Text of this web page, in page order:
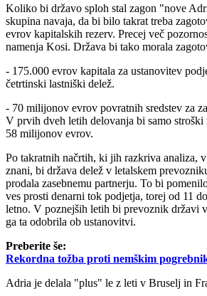
Koliko bi državo sploh stal zagon "nove
skupina navaja, da bi bilo takrat treba
evrov kapitalskih rezerv. Precej več
namenja Kosi. Država bi tako morala
- 175.000 evrov kapitala za ustanovitev
četrtinski lastniški delež.
- 70 milijonov evrov povratnih sredstev za
V prvih dveh letih delovanja bi samo stroški
58 milijonov evrov.
Po takratnih načrtih, ki jih razkriva analiza,
znani, bi država delež v letalskem
prodala zasebnemu partnerju. To bi
ves prosti denarni tok podjetja, torej od 11
letno. V poznejših letih bi prevoznik državi
ga ta odobrila ob ustanovitvi.
Preberite še:
Rekordna tožba proti nemškim
Adria je delala "plus" le z leti v Bruselj in